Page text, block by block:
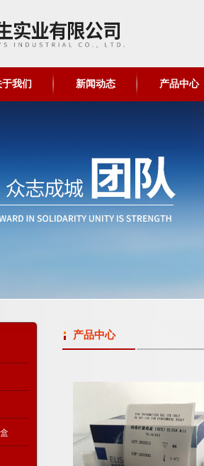
于我们 新闻动态 产品中心
产品中心